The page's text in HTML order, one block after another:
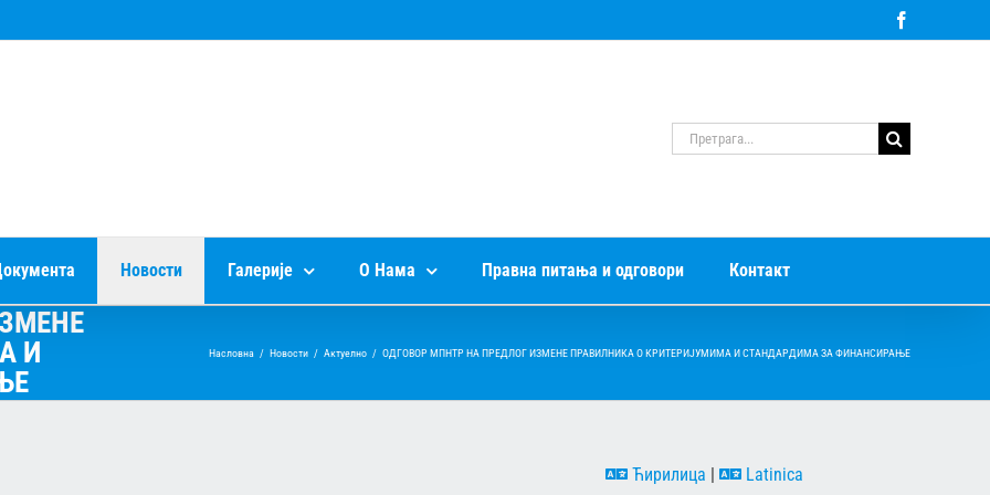
Претрага
за:
Новости Галерије О Нама Правна питања и одговори Контакт
И
Насловна / Новости / Актуелно / ОДГОВОР МПНТР НА ПРЕДЛОГ ИЗМЕНЕ ПРАВИЛНИКА О КРИТЕРИЈУМИМА И СТАНДАРДИМА ЗА ФИНАНСИРАЊЕ
Ћирилица Latinica